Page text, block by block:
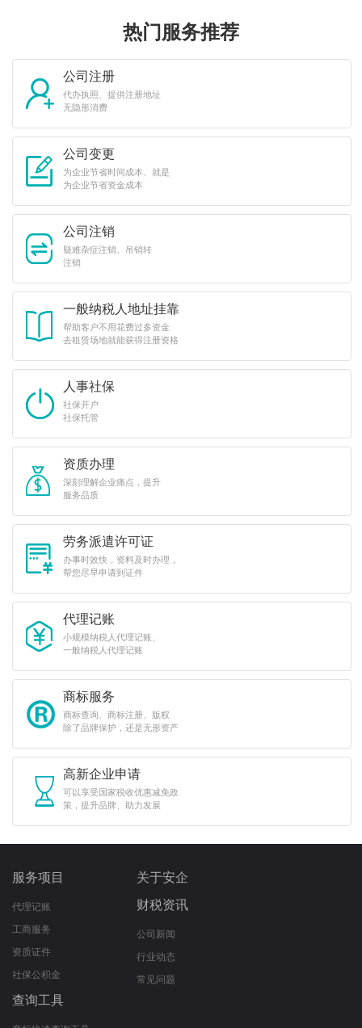
热门服务推荐
公司注册
代办执照、提供注册地址
无隐形消费
公司变更
为企业节省时间成本、就是
为企业节省资金成本
公司注销
疑难杂症注销、吊销转
注销
一般纳税人地址挂靠
帮助客户不用花费过多资金
去租赁场地就能获得注册资格
人事社保
社保开户
社保托管
资质办理
深刻理解企业痛点，提升
服务品质
劳务派遣许可证
办事时效快，资料及时办理，
帮您尽早申请到证件
代理记账
小规模纳税人代理记账、
一般纳税人代理记账
商标服务
商标查询、商标注册、版权
除了品牌保护，还是无形资产
高新企业申请
可以享受国家税收优惠减免政
策，提升品牌、助力发展
服务项目
代理记账
工商服务
资质证件
社保公积金
关于安企
财税资讯
公司新闻
行业动态
常见问题
查询工具